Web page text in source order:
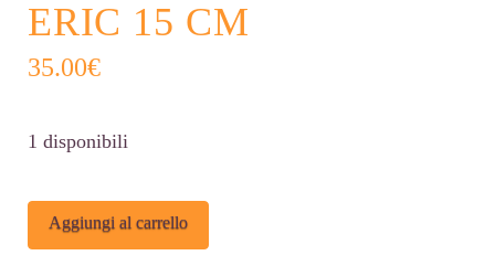
ERIC 15 CM
35.00€
1 disponibili
Dungeons
&
Aggiungi al carrello